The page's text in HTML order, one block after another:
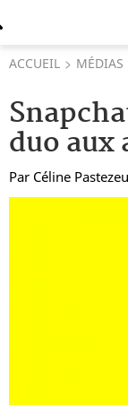
ACCUEIL MÉDIAS
duo aux
Par Céline